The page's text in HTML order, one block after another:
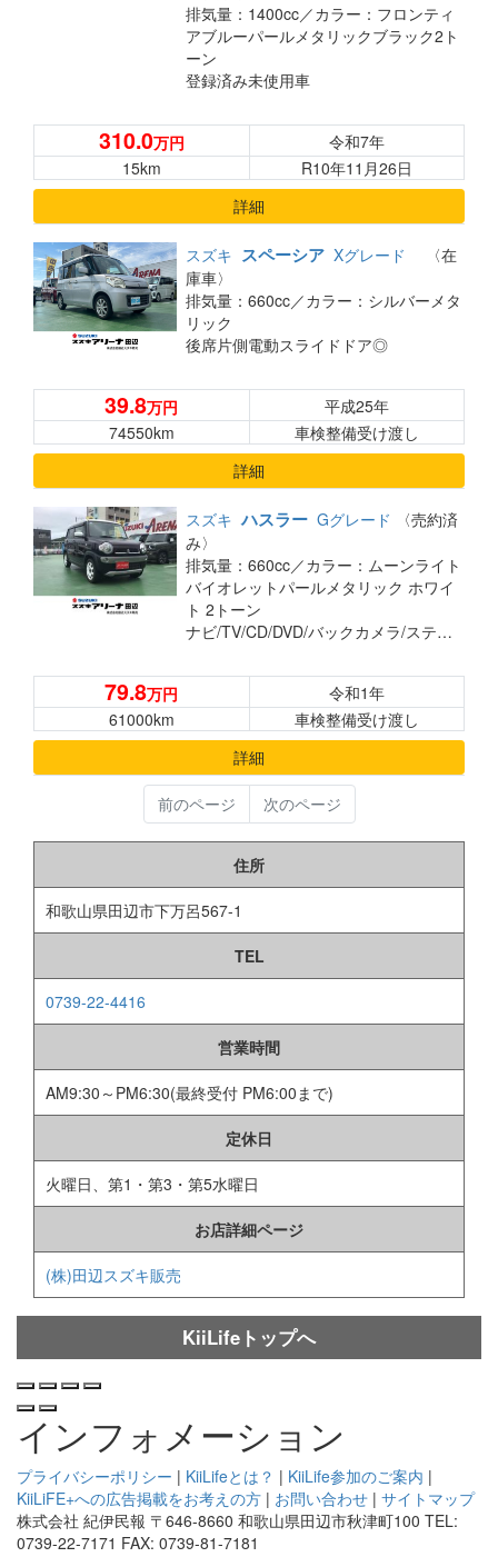
排気量：1400cc／カラー：フロンティ
アブルーパールメタリックブラック2ト
ーン
登録済み未使用車
310.0万円
令和7年
15km
R10年11月26日
詳細
スズキ スペーシア Xグレード
〈在
庫車〉
排気量：660cc／カラー：シルバーメタ
リック
後席片側電動スライドドア◎
39.8万円
平成25年
74550km
車検整備受け渡し
詳細
スズキ ハスラー Gグレード
〈売約済
み〉
排気量：660cc／カラー：ムーンライト
バイオレットパールメタリック ホワイ
ト 2トーン
ナビ/TV/CD/DVD/バックカメラ/ステアリングスイッチ ETC シートヒーター プッシュボタンスターター 電動格納ドアミラー 運転席シートリフター 横滑り防止装置 衝突被害軽減ブレーキ
79.8万円
令和1年
61000km
車検整備受け渡し
詳細
前のページ 次のページ
住所
和歌山県田辺市下万呂567-1
TEL
0739-22-4416
営業時間
AM9:30～PM6:30(最終受付 PM6:00まで)
定休日
火曜日、第1・第3・第5水曜日
お店詳細ページ
(株)田辺スズキ販売
KiiLifeトップへ
インフォメーション
プライバシーポリシー | KiiLifeとは？ | KiiLife参加のご案内 |
KiiLiFE+への広告掲載をお考えの方 | お問い合わせ | サイトマップ
株式会社 紀伊民報 〒646-8660 和歌山県田辺市秋津町100 TEL:
0739-22-7171 FAX: 0739-81-7181